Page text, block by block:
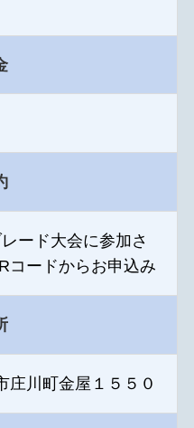
ード大会に参加さ
コードからお申込み
庄川町金屋１５５０